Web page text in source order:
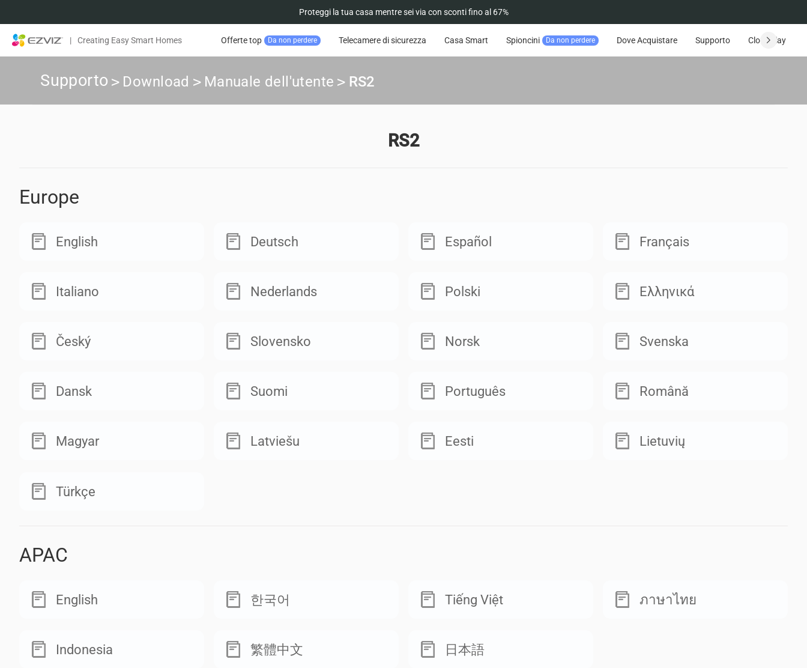
Proteggi la tua casa mentre sei via con sconti fino al 67%
| Creating Easy Smart Homes Offerte top Da non perdere Telecamere di sicurezza Casa Smart Spioncini Da non perdere Dove Acquistare Supporto CloudPlay
Supporto > Download > Manuale dell'utente > RS2
RS2
Europe
English Deutsch Español Français
Italiano Nederlands Polski Ελληνικά
Český Slovensko Norsk Svenska
Dansk Suomi Português Română
Magyar Latviešu Eesti Lietuvių
Türkçe
APAC
English 한국어 Tiếng Việt ภาษาไทย
Indonesia 繁體中文 日本語